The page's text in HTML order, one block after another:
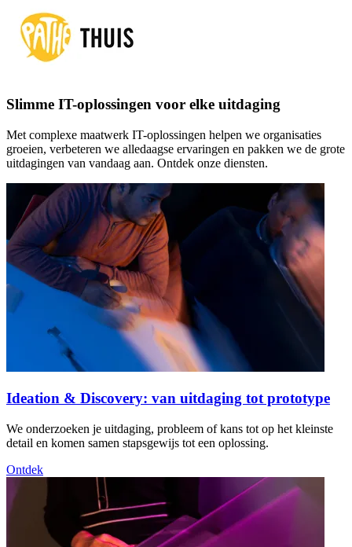
Slimme IT-oplossingen voor elke uitdaging
Met complexe maatwerk IT-oplossingen helpen we organisaties
groeien, verbeteren we alledaagse ervaringen en pakken we de grote
uitdagingen van vandaag aan. Ontdek onze diensten.
Ideation & Discovery: van uitdaging tot prototype
We onderzoeken je uitdaging, probleem of kans tot op het kleinste
detail en komen samen stapsgewijs tot een oplossing.
Ontdek